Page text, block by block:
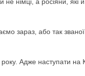
зараз, або так
Адже наступати на